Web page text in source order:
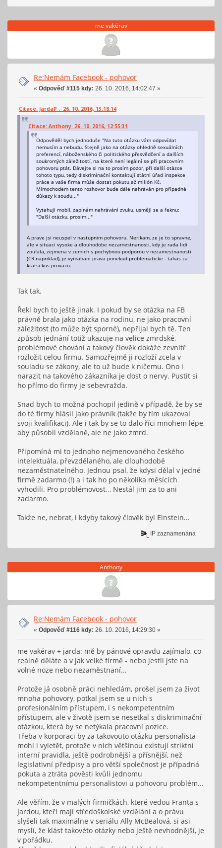
me vakérav
Re:Nemám Facebook - pohovor
« Odpověď #115 kdy: 26. 10. 2016, 14:02:47 »
Citace: JardaP . 26. 10. 2016, 13:18:14
Citace: Anthony 26. 10. 2016, 12:55:31
Odpověděl bych jednoduše "Na tuto otázku vám odpovídat
nemusím a nebudu. Stejně jako na otázky ohledně sexuálních
preferencí, náboženského či politického přesvědčení a dalších
soukromých záležitostí, na které není legální se při pracovním
pohovoru ptát. Dávejte si na to prosím pozor, při další otázce
tohoto typu, tedy diskriminační kontaktuji státní úřad inspekce
práce a vaše firma může dostat pokutu až milión Kč.
Mimochodem tento rozhovor bude dále nahráván pro případné
důkazy k soudu..."
Vytahuji mobil, zapínám nahrávání zvuku, usměji se a řeknu:
"Další otázku, prosím..."
A prave jsi neuspel v nastupnim pohovoru. Nerikam, ze je to spravne,
ale v situaci vysoke a dlouhodobe nezamestnanosti, kdy je rada lidi
zoufala, zejmena v zemich s pochybnou podporou v nezamestnanosti
(CR napriklad), je vymahani prava ponekud problematicke - tahas za
kratsi kus provazu.
Tak tak.
Řekl bych to ještě jinak. I pokud by se otázka na FB
právně brala jako otázka na rodinu, ne jako pracovní
záležitost (to může být sporné), nepřijal bych tě. Ten
způsob jednání totiž ukazuje na velice zmrdské,
problémové chování a takový člověk dokáže zevnitř
rozložit celou firmu. Samozřejmě ji rozloží zcela v
souladu se zákony, ale to už bude k ničemu. Ono i
narazit na takového zákazníka je dost o nervy. Pustit si
ho přímo do firmy je sebevražda.
Snad bych to možná pochopil jedině v případě, že by se
do té firmy hlásil jako právník (takže by tím ukazoval
svoji kvalifikaci). Ale i tak by se to dalo říci mnohem lépe,
aby působil vzdělaně, ale ne jako zmrd.
Připomíná mi to jednoho nejmenovaného českého
intelektuála, převzdělaného, ale dlouhodobě
nezaměstnatelného. Jednou psal, že kdysi dělal v jedné
firmě zadarmo (!) a i tak ho po několika měsících
vyhodili. Pro problémovost… Nestál jim za to ani
zadarmo.
Takže ne, nebrat, i kdyby takový člověk byl Einstein…
IP zaznamenána
Anthony
Re:Nemám Facebook - pohovor
« Odpověď #116 kdy: 26. 10. 2016, 14:29:30 »
me vakérav + jarda: mě by pánové opravdu zajímalo, co
reálně děláte a v jak velké firmě - nebo jestli jste na
volné noze nebo nezaměstnaní...
Protože já osobně práci nehledám, prošel jsem za život
mnoha pohovory, potkal jsem se u nich s
profesionálním přístupem, i s nekompetentním
přístupem, ale v životě jsem se nesetkal s diskriminační
otázkou, která by se netýkala pracovní pozice.
Třeba v korporaci by za takovouto otázku personalista
mohl i vyletět, protože v nich většinou existují striktní
interní pravidla, ještě podrobnější a přísnější, než
legislativní předpisy a pro větší společnost je případná
pokuta a ztráta pověsti kvůli jednomu
nekompetentnímu personalistovi u pohovoru problém...
Ale věřím, že v malých firmičkách, které vedou Franta s
Jardou, kteří mají středoškolské vzdělání a o právu
slyšeli tak maximálne v seriálu Ally McBealová, si asi
myslí, že klást takovéto otázky nebo ještě nevhodnější, je
v pořádku.